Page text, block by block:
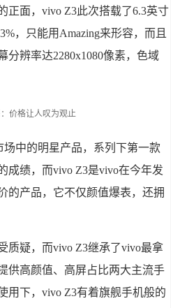
正面，vivo Z3此次搭载了6.3英寸
，只能用Amazing来形容，而且
分辨率达2280x1080像素，色域
中的明星产品，系列下第一款
成绩，而vivo Z3是vivo在今年发
的产品，它不仅颜值爆表，还拥
质疑，而vivo Z3继承了vivo最拿
供高颜值、高屏占比两大主流手
用下，vivo Z3有着旗舰手机般的